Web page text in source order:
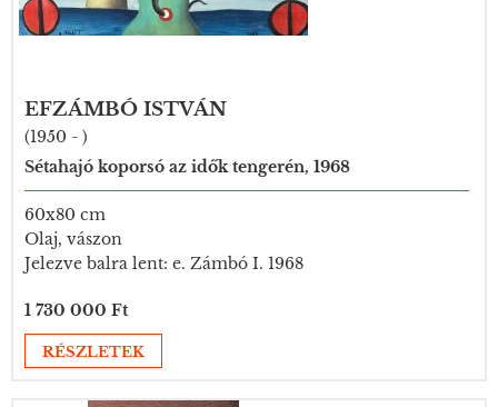
EFZÁMBÓ ISTVÁN
(1950 - )
Sétahajó koporsó az idők tengerén, 1968
60x80 cm
Olaj, vászon
Jelezve balra lent: e. Zámbó I. 1968
1 730 000 Ft
RÉSZLETEK